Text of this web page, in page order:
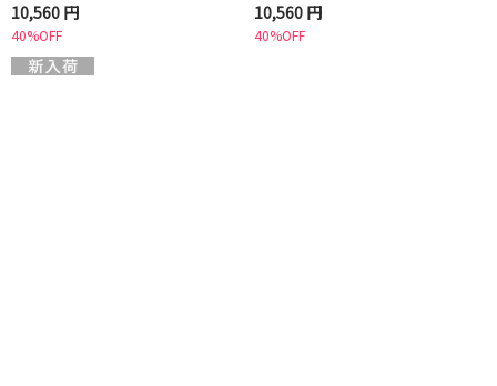
10,560 円
40%OFF
10,560 円
40%OFF